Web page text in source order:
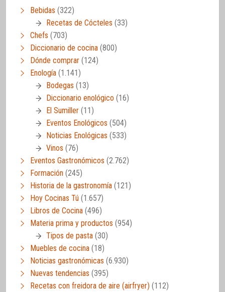
Bebidas (322)
Recetas de Cócteles (33)
Chefs (703)
Diccionario de cocina (800)
Dónde comprar (124)
Enología (1.141)
Bodegas (13)
Diccionario enológico (16)
El Sumiller (11)
Eventos Enológicos (504)
Noticias Enológicas (533)
Vinos (76)
Eventos Gastronómicos (2.762)
Formación (245)
Historia de la gastronomía (121)
Hoy Cocinas Tú (1.657)
Libros de Cocina (496)
Materia prima y productos (954)
Tipos de pasta (30)
Muebles de cocina (18)
Noticias gastronómicas (6.930)
Nuevas tendencias (395)
Recetas con freidora de aire (airfryer) (112)